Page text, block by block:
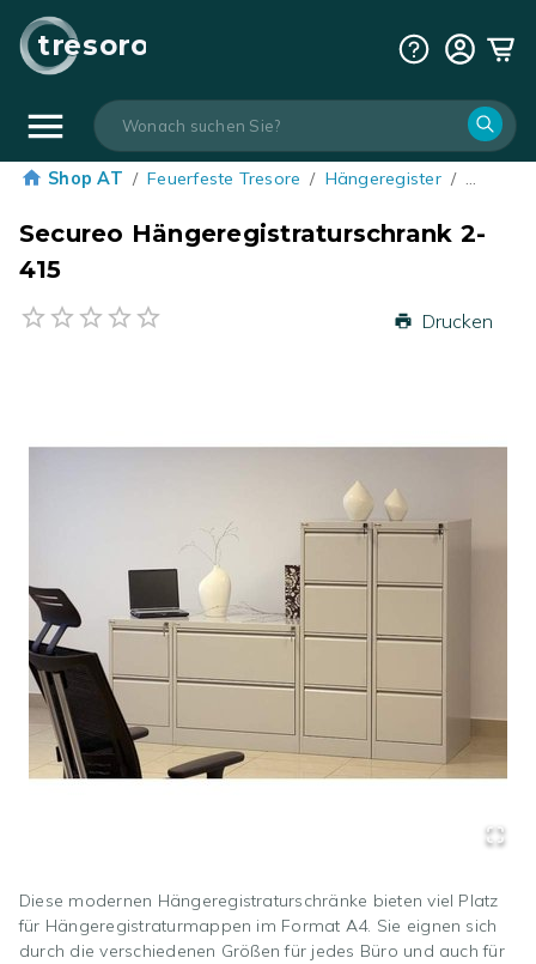
tresoro
Shop AT / Feuerfeste Tresore / Hängeregister / …
Secureo Hängeregistraturschrank 2-
415
Drucken
Diese modernen Hängeregistraturschränke bieten viel Platz
für Hängeregistraturmappen im Format A4. Sie eignen sich
durch die verschiedenen Größen für jedes Büro und auch für